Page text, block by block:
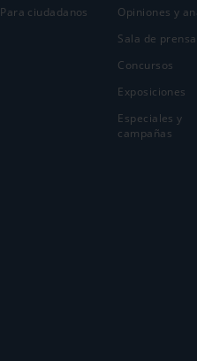
Para ciudadanos
Opiniones y
Sala de prensa
Concursos
Exposiciones
Especiales y
campañas